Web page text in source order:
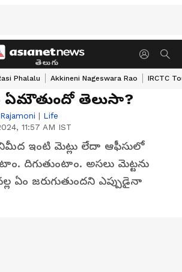
తెలుగు
Phalalu Akkineni Nageswara Rao IRCTC
ఏమౌతుందో తెలుసా?
| Life
11:57 AM IST
ఇంటి మెట్లు లేదా ఆఫీసులో
దిగుతుంటాం. అసలు మెట్టను
ఏం జరుగుతుందని ఎప్పుడైనా